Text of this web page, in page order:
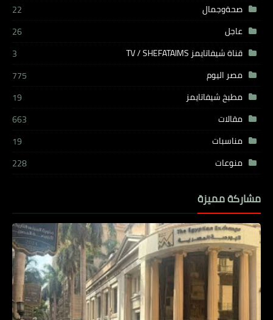
صحةوجمال
22
عاجل
26
قناة شيفاتايمز TV / SHEFATAIMS
3
مصر اليوم
775
مطبخ شيفاتايمز
19
مقالات
663
مناسبات
19
منوعات
228
مشاركة مميزة